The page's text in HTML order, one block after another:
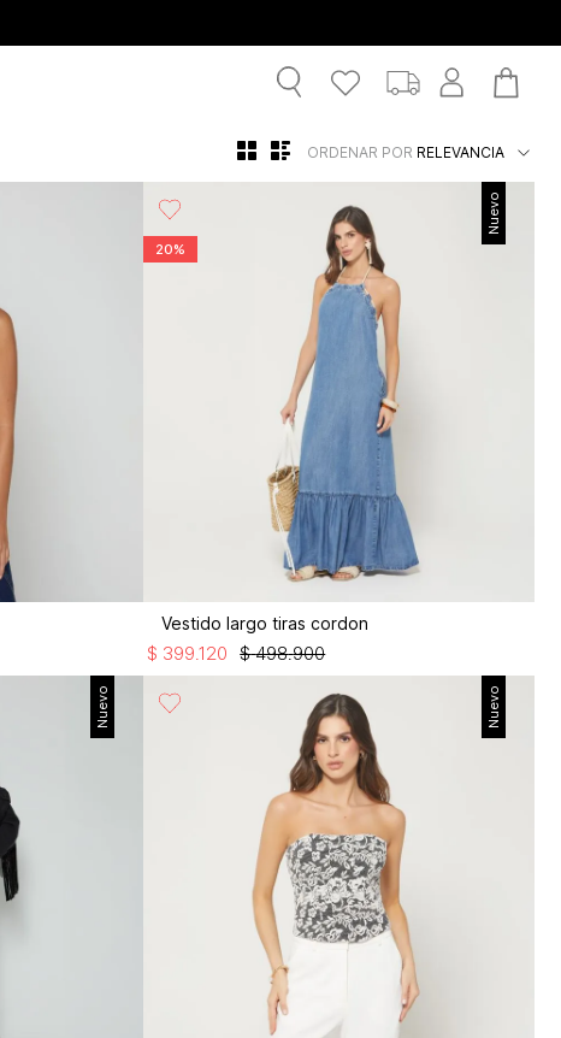
ORDENAR POR RELEVANCIA
Nuevo
20%
Vestido largo tiras cordon
$ 498.900
$ 399.120
Nuevo Nuevo